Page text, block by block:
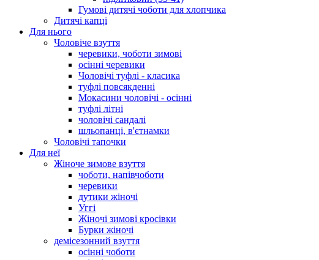
Гумові дитячі чоботи для хлопчика
Дитячі капці
Для нього
Чоловіче взуття
черевики, чоботи зимові
осінні черевики
Чоловічі туфлі - класика
туфлі повсякденні
Мокасини чоловічі - осінні
туфлі літні
чоловічі сандалі
шльопанці, в'єтнамки
Чоловічі тапочки
Для неї
Жіноче зимове взуття
чоботи, напівчоботи
черевики
дутики жіночі
Уггі
Жіночі зимові кросівки
Бурки жіночі
демісезонний взуття
осінні чоботи